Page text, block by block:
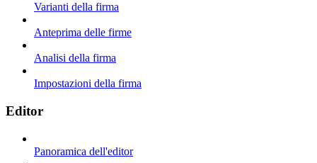
Varianti della firma
Anteprima delle firme
Analisi della firma
Impostazioni della firma
Editor
Panoramica dell'editor